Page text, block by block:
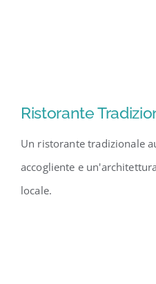
Ristorante
Un ristorante tradizionale
accogliente e
locale.